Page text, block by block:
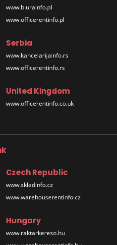
www.biurainfo.pl
www.officerentinfo.pl
Serbia
www.kancelarijainfo.rs
www.officerentinfo.rs
United Kingdom
www.officerentinfo.co.uk
Czech Republic
www.skladinfo.cz
www.warehouserentinfo.cz
Hungary
www.raktarkereso.hu